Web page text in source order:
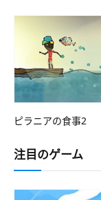
ピラニアの食事2
注目のゲーム